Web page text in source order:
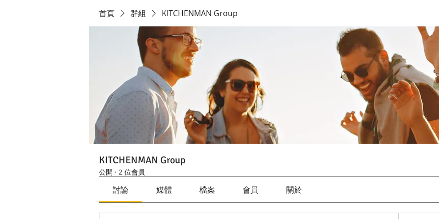
首頁 群組 KITCHENMAN Group
KITCHENMAN Group
公開 · 2 位會員
討論 媒體 檔案 會員 關於